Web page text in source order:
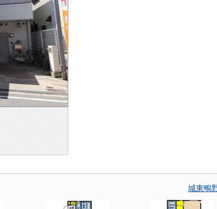
城東鴫